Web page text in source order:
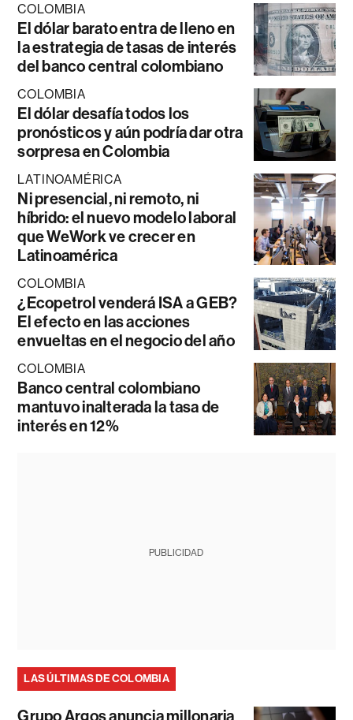
COLOMBIA
El dólar barato entra de lleno en
la estrategia de tasas de interés
del banco central colombiano
COLOMBIA
El dólar desafía todos los
pronósticos y aún podría dar otra
sorpresa en Colombia
LATINOAMÉRICA
Ni presencial, ni remoto, ni
híbrido: el nuevo modelo laboral
que WeWork ve crecer en
Latinoamérica
COLOMBIA
¿Ecopetrol venderá ISA a GEB?
El efecto en las acciones
envueltas en el negocio del año
COLOMBIA
Banco central colombiano
mantuvo inalterada la tasa de
interés en 12%
PUBLICIDAD
LAS ÚLTIMAS DE COLOMBIA
Grupo Argos anuncia millonaria